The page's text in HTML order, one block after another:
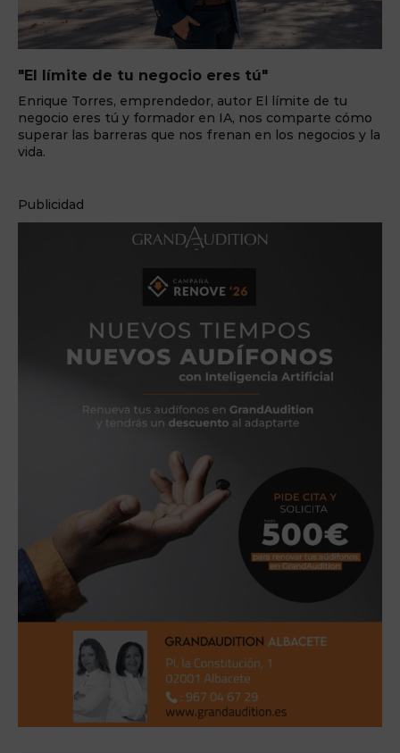
"El límite de tu negocio eres tú"
Enrique Torres, emprendedor, autor El límite de tu
negocio eres tú y formador en IA, nos comparte cómo
superar las barreras que nos frenan en los negocios y la
vida.
Publicidad